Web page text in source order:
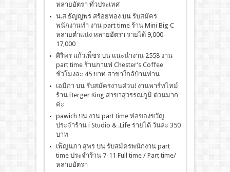
หลายอัตรา ทั่วประเทศ
น.ส ธัญญพร สร้อยทองบน รับสมัคร
พนักงานทำ งาน part time ร้าน Mini Big C
หลายตำแน่ง หลายอัตรา รายได้ 9,000-
17,000
ศิริพร แก้วเพ็ชรบน เเนะนำงาน 2558 งาน
part time ร้านกาแฟ Chester’s Coffee
ชั่วโมงละ 45 บาท สาขาใกล้บ้านท่าน
เอมิกา บน รับสมัครงานด่วน! งานพาร์ทไทม์
ร้าน Berger King สาขาสุวรรณภูมิ ด่วนมาก
ค่ะ
pawich บน งาน part time ห่อของขวัญ
ประจำร้าน i Studio & .Life รายได้ วันละ 350
บาท
เพ็ญนภา สุพรบน รับสมัครพนักงาน part
time ประจำร้าน 7-11 Full time / Part time/
หลายอัตรา